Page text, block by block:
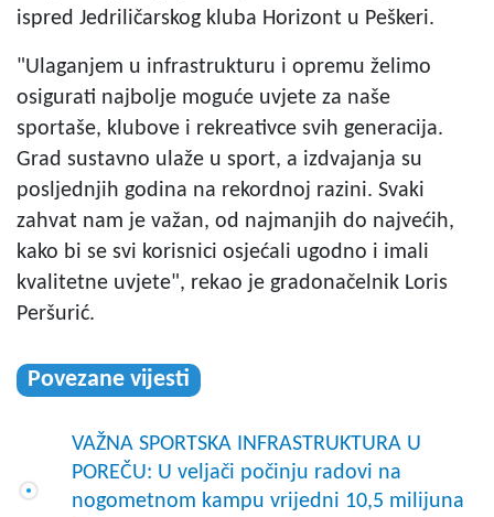
ispred Jedriličarskog kluba Horizont u Peškeri.
"Ulaganjem u infrastrukturu i opremu želimo
osigurati najbolje moguće uvjete za naše
sportaše, klubove i rekreativce svih generacija.
Grad sustavno ulaže u sport, a izdvajanja su
posljednjih godina na rekordnoj razini. Svaki
zahvat nam je važan, od najmanjih do najvećih,
kako bi se svi korisnici osjećali ugodno i imali
kvalitetne uvjete", rekao je gradonačelnik Loris
Peršurić.
Povezane vijesti
VAŽNA SPORTSKA INFRASTRUKTURA U
POREČU: U veljači počinju radovi na
nogometnom kampu vrijedni 10,5 milijuna